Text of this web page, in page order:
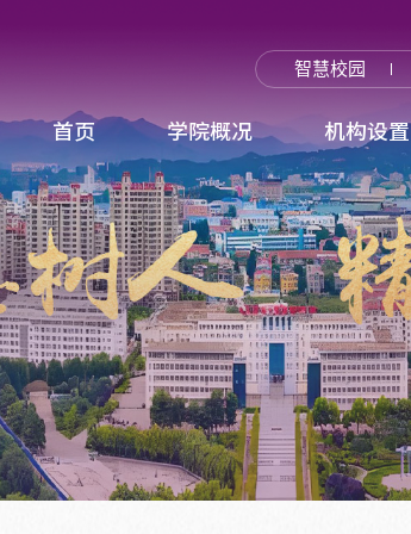
智慧校园
首页 学院概况 机构设置